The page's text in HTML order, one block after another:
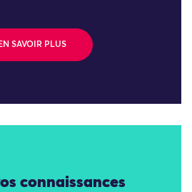
EN SAVOIR PLUS
connaissances